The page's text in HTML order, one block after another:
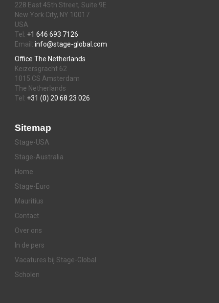
228 East 45th Street, Suite 9E
New York City, NY 10017
USA
Tel: +1 646 693 7126
Email: info@stage-global.com
Office The Netherlands
Keizersgracht 62
1015 CS Amsterdam
The Netherlands
Tel: +31 (0) 20 68 23 026
Sitemap
Stage-USA
Stage-Australia
Home
Stage-Euro
Mauritius
Contact
Over ons
In de pers
Vacatures bij Stage-Global
Scholen